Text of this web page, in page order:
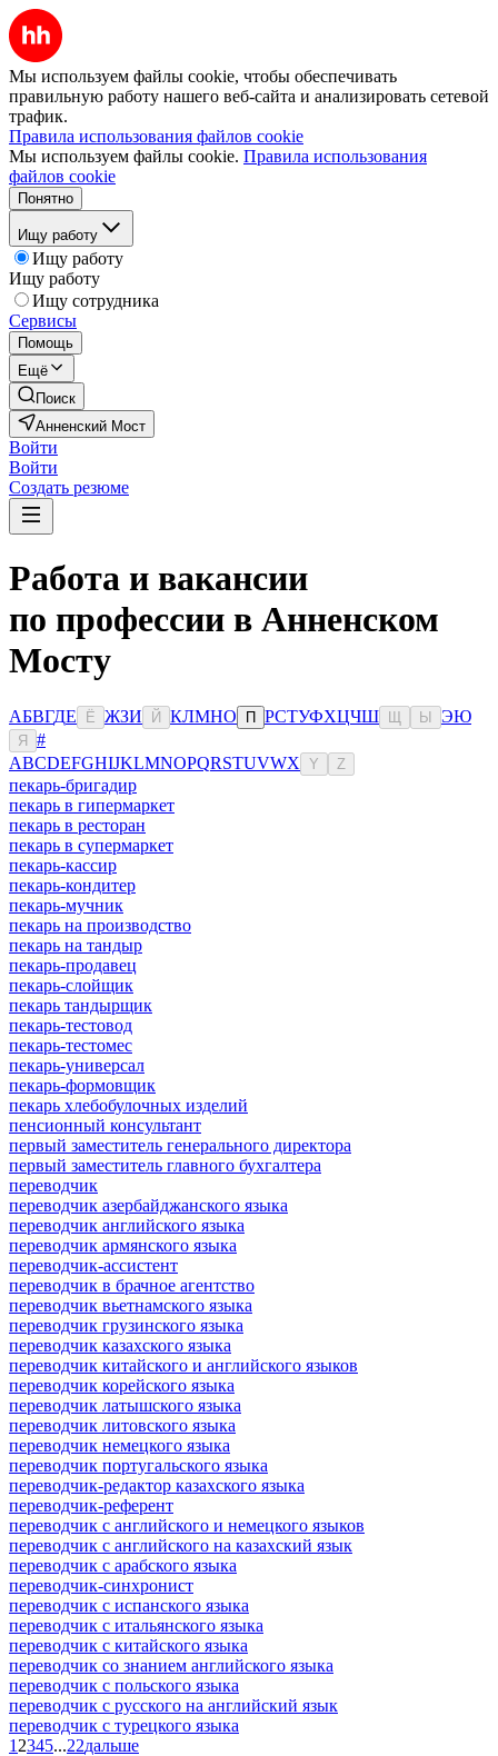
Мы используем файлы cookie, чтобы обеспечивать
правильную работу нашего веб-сайта и анализировать сетевой
трафик.
Правила использования файлов cookie
Мы используем файлы cookie. Правила использования
файлов cookie
Понятно
Ищу работу
Ищу работу
Ищу работу
Ищу сотрудника
Сервисы
Помощь
Ещё
Поиск
Анненский Мост
Войти
Войти
Создать резюме
Работа и вакансии
по профессии в Анненском
Мосту
АБВГДЕ Ё ЖЗИ Й КЛМНО П РСТУФХЦЧШ Ы ЭЮ
Я
#
ABCDEFGHIJKLMNOPQRSTUVWX Y Z
пекарь-бригадир
пекарь в гипермаркет
пекарь в ресторан
пекарь в супермаркет
пекарь-кассир
пекарь-кондитер
пекарь-мучник
пекарь на производство
пекарь на тандыр
пекарь-продавец
пекарь-слойщик
пекарь тандырщик
пекарь-тестовод
пекарь-тестомес
пекарь-универсал
пекарь-формовщик
пекарь хлебобулочных изделий
пенсионный консультант
первый заместитель генерального директора
первый заместитель главного бухгалтера
переводчик
переводчик азербайджанского языка
переводчик английского языка
переводчик армянского языка
переводчик-ассистент
переводчик в брачное агентство
переводчик вьетнамского языка
переводчик грузинского языка
переводчик казахского языка
переводчик китайского и английского языков
переводчик корейского языка
переводчик латышского языка
переводчик литовского языка
переводчик немецкого языка
переводчик португальского языка
переводчик-редактор казахского языка
переводчик-референт
переводчик с английского и немецкого языков
переводчик с английского на казахский язык
переводчик с арабского языка
переводчик-синхронист
переводчик с испанского языка
переводчик с итальянского языка
переводчик с китайского языка
переводчик со знанием английского языка
переводчик с польского языка
переводчик с русского на английский язык
переводчик с турецкого языка
1 2345...22дальше